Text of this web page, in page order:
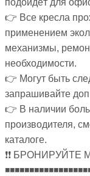
👉 Все кресла
применением
механизмы,
необходимости.
👉 Могут быть
запрашивайте
👉 В наличии
производителя,
каталоге.
❗❗